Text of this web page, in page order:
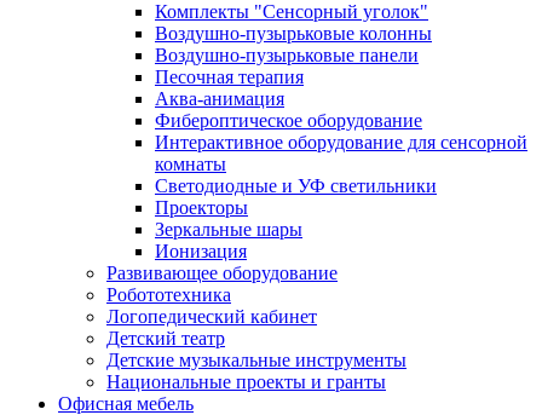
Комплекты "Сенсорный уголок"
Воздушно-пузырьковые колонны
Воздушно-пузырьковые панели
Песочная терапия
Аква-анимация
Фибероптическое оборудование
Интерактивное оборудование для сенсорной
комнаты
Светодиодные и УФ светильники
Проекторы
Зеркальные шары
Ионизация
Развивающее оборудование
Робототехника
Логопедический кабинет
Детский театр
Детские музыкальные инструменты
Национальные проекты и гранты
Офисная мебель